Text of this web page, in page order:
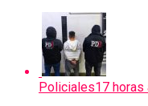
Policiales17 horas